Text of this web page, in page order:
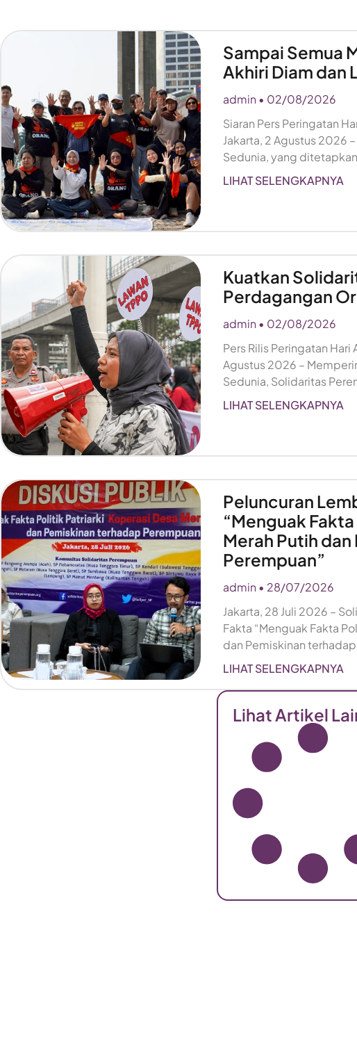
Sampai Semua
Akhiri Diam dan
admin
02/08/2026
Siaran Pers Peringatan
Jakarta, 2 Agustus 2026
Sedunia, yang
LIHAT SELENGKAPNYA
Kuatkan
Perdagangan
admin
02/08/2026
Pers Rilis Peringatan
Agustus 2026 –
Sedunia, Solidaritas
LIHAT SELENGKAPNYA
Peluncuran
“Menguak
Merah Putih
Perempuan”
admin
28/07/2026
Jakarta, 28 Juli 2026 –
Fakta “Menguak Fakta
dan Pemiskinan
LIHAT SELENGKAPNYA
Lihat Artikel